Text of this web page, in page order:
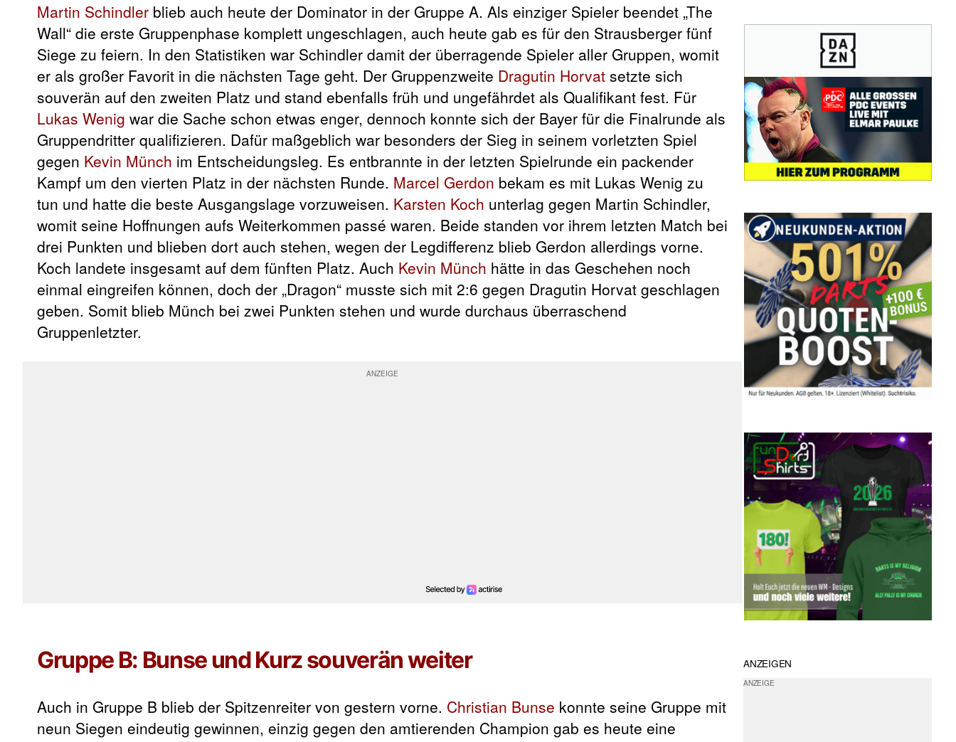
Martin Schindler blieb auch heute der Dominator in der Gruppe A. Als einziger Spieler beendet „The
Wall“ die erste Gruppenphase komplett ungeschlagen, auch heute gab es für den Strausberger fünf
Siege zu feiern. In den Statistiken war Schindler damit der überragende Spieler aller Gruppen, womit
er als großer Favorit in die nächsten Tage geht. Der Gruppenzweite Dragutin Horvat setzte sich
souverän auf den zweiten Platz und stand ebenfalls früh und ungefährdet als Qualifikant fest. Für
Lukas Wenig war die Sache schon etwas enger, dennoch konnte sich der Bayer für die Finalrunde als
Gruppendritter qualifizieren. Dafür maßgeblich war besonders der Sieg in seinem vorletzten Spiel
gegen Kevin Münch im Entscheidungsleg. Es entbrannte in der letzten Spielrunde ein packender
Kampf um den vierten Platz in der nächsten Runde. Marcel Gerdon bekam es mit Lukas Wenig zu
tun und hatte die beste Ausgangslage vorzuweisen. Karsten Koch unterlag gegen Martin Schindler,
womit seine Hoffnungen aufs Weiterkommen passé waren. Beide standen vor ihrem letzten Match bei
drei Punkten und blieben dort auch stehen, wegen der Legdifferenz blieb Gerdon allerdings vorne.
Koch landete insgesamt auf dem fünften Platz. Auch Kevin Münch hätte in das Geschehen noch
einmal eingreifen können, doch der „Dragon“ musste sich mit 2:6 gegen Dragutin Horvat geschlagen
geben. Somit blieb Münch bei zwei Punkten stehen und wurde durchaus überraschend
Gruppenletzter.
Gruppe B: Bunse und Kurz souverän weiter
Auch in Gruppe B blieb der Spitzenreiter von gestern vorne. Christian Bunse konnte seine Gruppe mit
neun Siegen eindeutig gewinnen, einzig gegen den amtierenden Champion gab es heute eine
ANZEIGEN